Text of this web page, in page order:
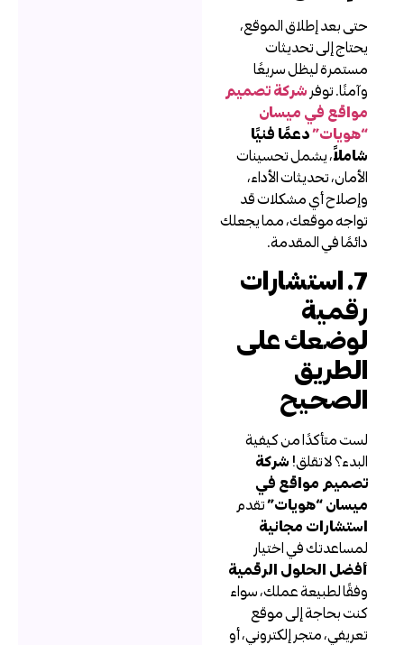
حتى بعد إطلاق الموقع،
يحتاج إلى تحديثات
مستمرة ليظل سريعًا
وآمنًا. توفرشركة تصميم
مواقع في ميسان
“هويات”دعمًا فنيًا
، يشمل تحسينات
الأمان، تحديثات الأداء،
وإصلاح أي مشكلات قد
تواجه موقعك، مما يجعلك
دائمًا في المقدمة.
7. استشارات
رقمية
لوضعك على
الطريق
الصحيح
لست متأكدًا من كيفية
البدء؟ لا تقلق!شركة
تصميم مواقع في
ميسان “هويات”تقدم
استشارات مجانية
لمساعدتك في اختيار
أفضل الحلول الرقمية
وفقًا لطبيعة عملك، سواء
كنت بحاجة إلى موقع
تعريفي، متجر إلكتروني، أو